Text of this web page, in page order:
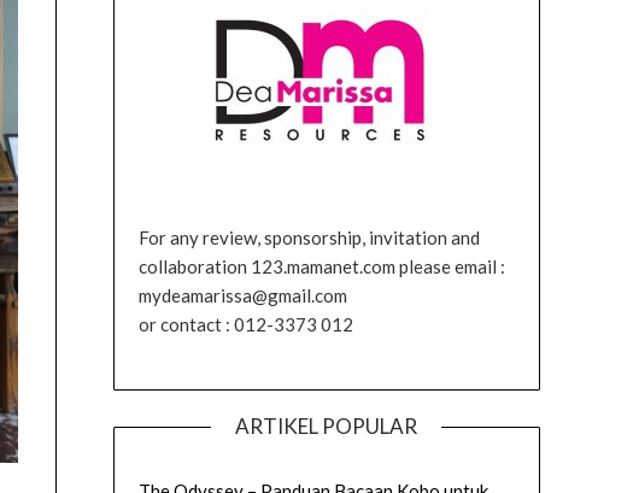
For any review, sponsorship, invitation and
collaboration 123.mamanet.com please email :
mydeamarissa@gmail.com
or contact : 012-3373 012
ARTIKEL POPULAR